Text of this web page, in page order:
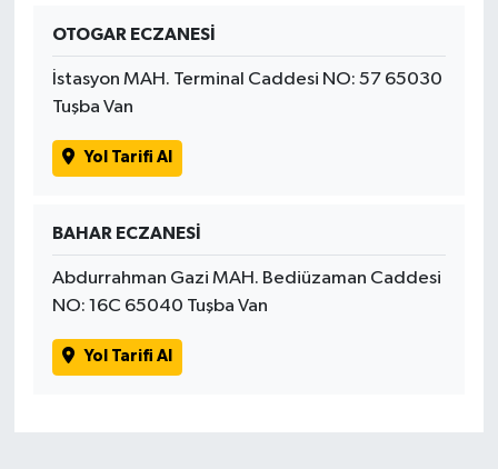
OTOGAR ECZANESİ
İstasyon MAH. Terminal Caddesi NO: 57 65030
Tuşba Van
Yol Tarifi Al
BAHAR ECZANESİ
Abdurrahman Gazi MAH. Bediüzaman Caddesi
NO: 16C 65040 Tuşba Van
Yol Tarifi Al